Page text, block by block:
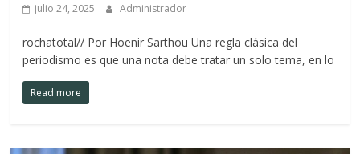
julio 24, 2025 Administrador
rochatotal// Por Hoenir Sarthou Una regla clásica del
periodismo es que una nota debe tratar un solo tema, en lo
Read more